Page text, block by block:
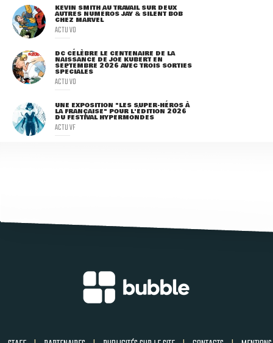
KEVIN SMITH AU TRAVAIL SUR DEUX
AUTRES NUMÉROS JAY & SILENT BOB
CHEZ MARVEL
ACTU VO
DC CÉLÈBRE LE CENTENAIRE DE LA
NAISSANCE DE JOE KUBERT EN
SEPTEMBRE 2026 AVEC TROIS SORTIES
SPÉCIALES
ACTU VO
UNE EXPOSITION "LES SUPER-HÉROS À
LA FRANÇAISE" POUR L'ÉDITION 2026
DU FESTIVAL HYPERMONDES
ACTU VF